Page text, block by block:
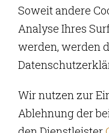
Soweit andere
Analyse Ihres
werden, werden
Wir nutzen zur
Ablehnung der